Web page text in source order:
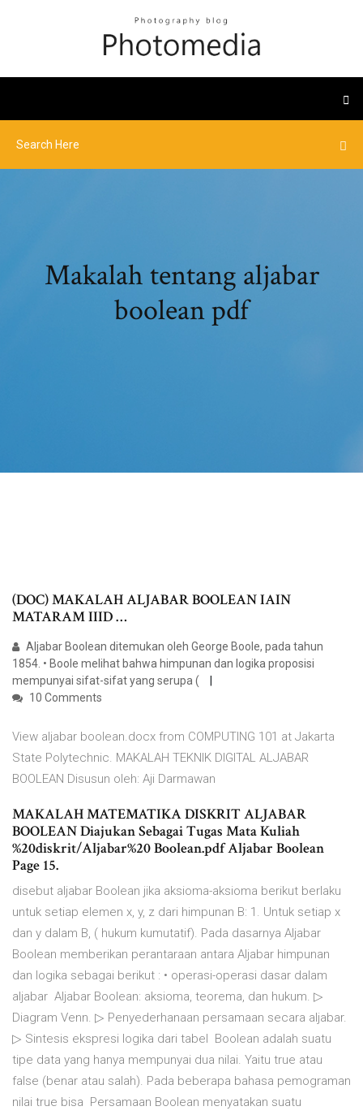
Makalah tentang aljabar
boolean pdf
(DOC) MAKALAH ALJABAR BOOLEAN IAIN
MATARAM IIID …
Aljabar Boolean ditemukan oleh George Boole, pada tahun
1854. • Boole melihat bahwa himpunan dan logika proposisi
mempunyai sifat-sifat yang serupa (
10 Comments
View aljabar boolean.docx from COMPUTING 101 at Jakarta
State Polytechnic. MAKALAH TEKNIK DIGITAL ALJABAR
BOOLEAN Disusun oleh: Aji Darmawan
MAKALAH MATEMATIKA DISKRIT ALJABAR
BOOLEAN Diajukan Sebagai Tugas Mata Kuliah
%20diskrit/Aljabar%20 Boolean.pdf Aljabar Boolean
Page 15.
disebut aljabar Boolean jika aksioma-aksioma berikut berlaku
untuk setiap elemen x, y, z dari himpunan B: 1. Untuk setiap x
dan y dalam B, ( hukum kumutatif). Pada dasarnya Aljabar
Boolean memberikan perantaraan antara Aljabar himpunan
dan logika sebagai berikut : • operasi-operasi dasar dalam
aljabar Aljabar Boolean: aksioma, teorema, dan hukum. ▷
Diagram Venn. ▷ Penyederhanaan persamaan secara aljabar.
▷ Sintesis ekspresi logika dari tabel Boolean adalah suatu
tipe data yang hanya mempunyai dua nilai. Yaitu true atau
false (benar atau salah). Pada beberapa bahasa pemograman
nilai true bisa Persamaan Boolean menyatakan suatu